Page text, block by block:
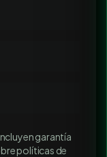
garantía
políticas de